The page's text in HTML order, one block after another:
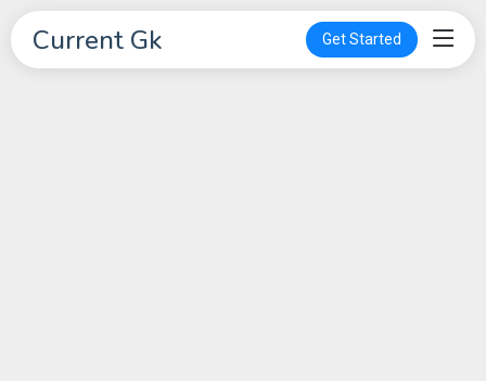
Current Gk Get Started